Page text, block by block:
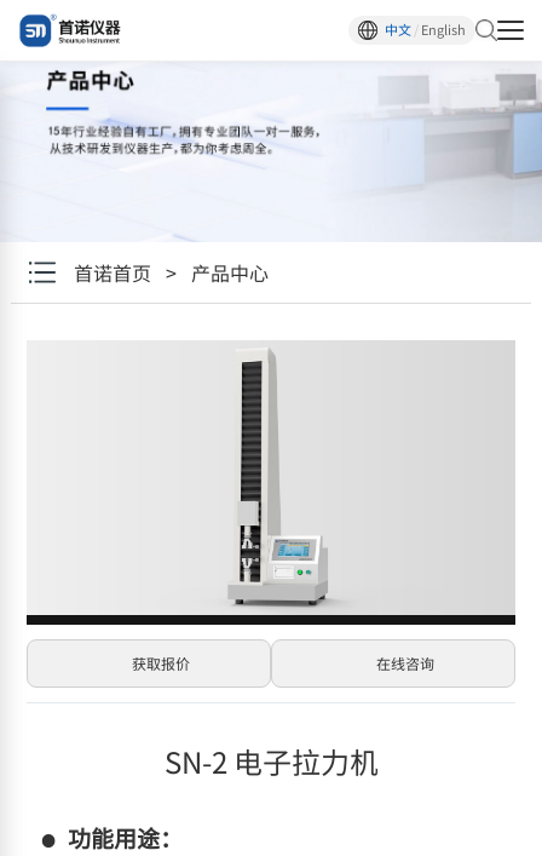
中文/English
首诺首页 > 产品中心
获取报价 在线咨询
SN-2 电子拉力机
功能用途：